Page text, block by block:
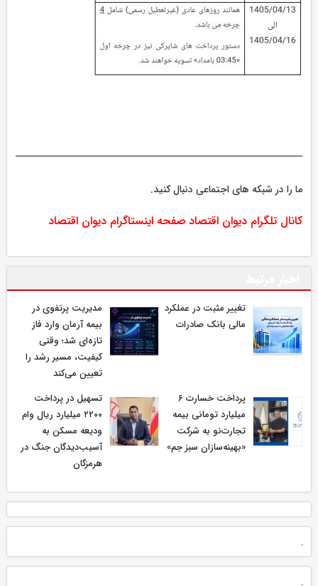
ما را در شبکه های اجتماعی دنبال کنید.
کانال تلگرام دیوان اقتصاد صفحه اینستاگرام دیوان اقتصاد
تغییر مثبت در عملکرد
مالی بانک صادرات
مدیریت پرتفوی در
بیمه آرمان وارد فاز
تازه‌ای شد؛ وقتی
کیفیت، مسیر رشد را
تعیین می‌کند
پرداخت خسارت ۶
میلیارد تومانی بیمه
تجارت‌نو به شرکت
«بهینه‌سازان سبز جم»
تسهیل در پرداخت
۲۲۰۰ میلیارد ریال وام
ودیعه مسکن به
آسیب‌دیدگان جنگ در
هرمزگان
.
.